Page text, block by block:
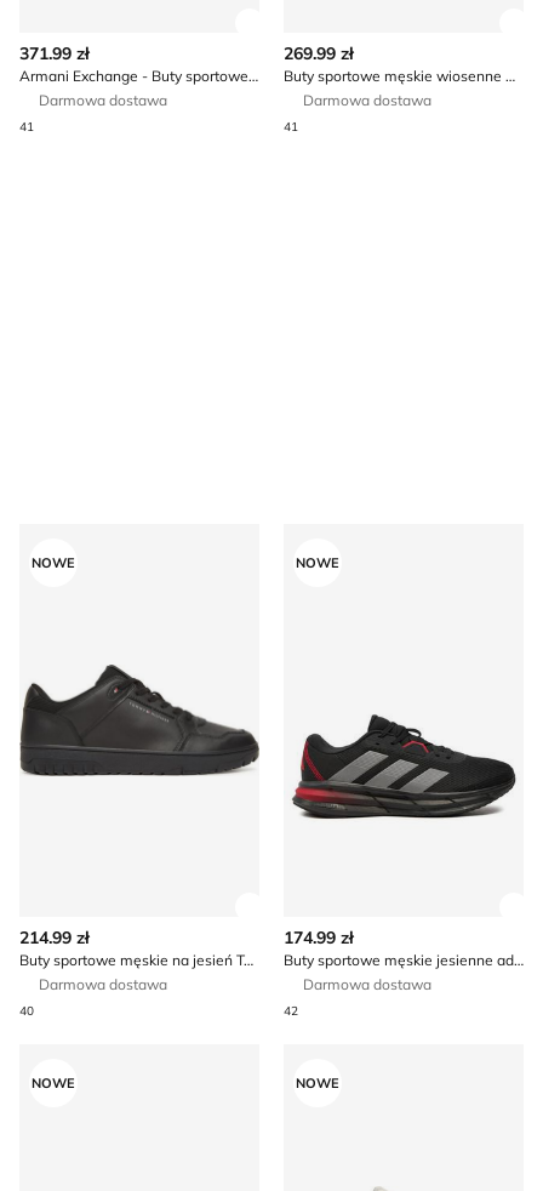
371.99 zł
Armani Exchange - Buty sportowe męskie na wiosnę
Darmowa dostawa
41
269.99 zł
Buty sportowe męskie wiosenne Geox
Darmowa dostawa
41
NOWE
214.99 zł
Buty sportowe męskie na jesień Tommy Hilfiger
Darmowa dostawa
40
NOWE
174.99 zł
Buty sportowe męskie jesienne adidas
Darmowa dostawa
42
NOWE NOWE